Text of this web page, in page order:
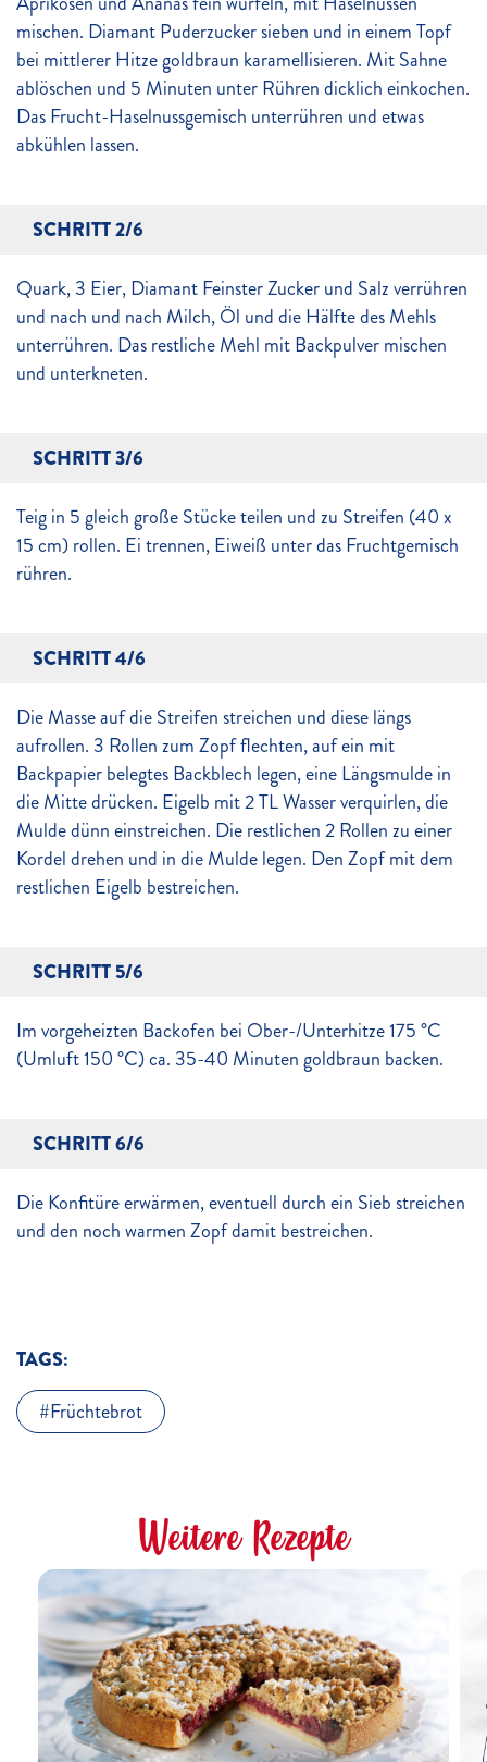
mischen. Diamant Puderzucker sieben und in einem Topf
bei mittlerer Hitze goldbraun karamellisieren. Mit Sahne
ablöschen und 5 Minuten unter Rühren dicklich einkochen.
Das Frucht-Haselnussgemisch unterrühren und etwas
abkühlen lassen.
SCHRITT 2/6
Quark, 3 Eier, Diamant Feinster Zucker und Salz verrühren
und nach und nach Milch, Öl und die Hälfte des Mehls
unterrühren. Das restliche Mehl mit Backpulver mischen
und unterkneten.
SCHRITT 3/6
Teig in 5 gleich große Stücke teilen und zu Streifen (40 x
15 cm) rollen. Ei trennen, Eiweiß unter das Fruchtgemisch
rühren.
SCHRITT 4/6
Die Masse auf die Streifen streichen und diese längs
aufrollen. 3 Rollen zum Zopf flechten, auf ein mit
Backpapier belegtes Backblech legen, eine Längsmulde in
die Mitte drücken. Eigelb mit 2 TL Wasser verquirlen, die
Mulde dünn einstreichen. Die restlichen 2 Rollen zu einer
Kordel drehen und in die Mulde legen. Den Zopf mit dem
restlichen Eigelb bestreichen.
SCHRITT 5/6
Im vorgeheizten Backofen bei Ober-/Unterhitze 175 °C
(Umluft 150 °C) ca. 35-40 Minuten goldbraun backen.
SCHRITT 6/6
Die Konfitüre erwärmen, eventuell durch ein Sieb streichen
und den noch warmen Zopf damit bestreichen.
TAGS:
Früchtebrot
Weitere Rezepte